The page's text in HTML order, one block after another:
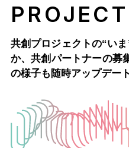
PROJECT
共創プロジェクトの“い
か、共創パートナーの募
の様子も随時アップデート